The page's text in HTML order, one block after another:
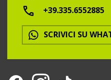
+39.335.6552885
SCRIVICI SU